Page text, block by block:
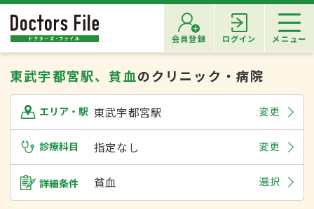
会員登録 ログイン メニュー
東武宇都宮駅、貧血のクリニック・病院
エリア・駅 東武宇都宮駅 変更
診療科目 指定なし 変更
詳細条件 貧血 選択